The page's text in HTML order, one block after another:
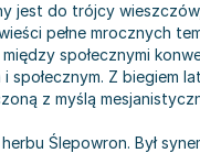
jest do trójcy
pełne mrocznych
społecznymi
Z biegiem
z myślą
Ślepowron. Był